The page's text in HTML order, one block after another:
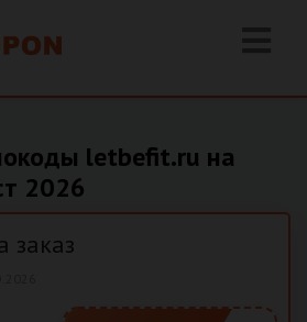
letbefit.ru на
2026
заказ